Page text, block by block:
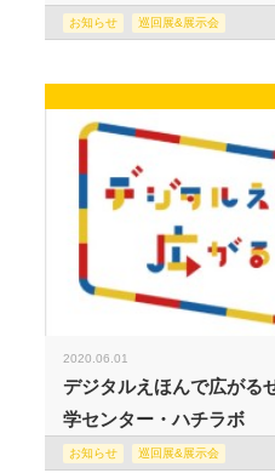
お知らせ 巡回展&展示会
2020.06.01
デジタルえほんで広がる
学センター・ハチラボ
お知らせ 巡回展&展示会